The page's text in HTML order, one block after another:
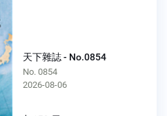
天下雜誌 - No.0854
No. 0854
2026-08-06